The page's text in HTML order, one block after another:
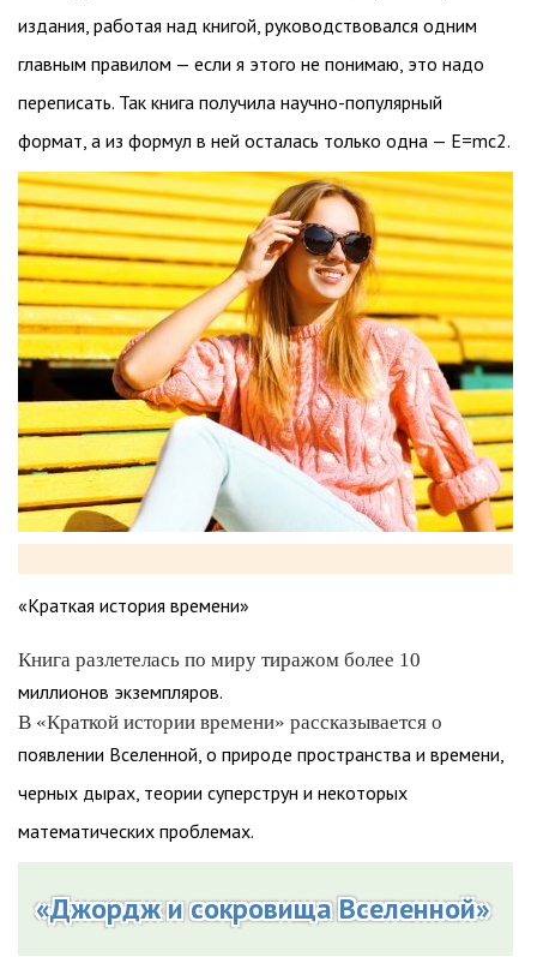
издания, работая над книгой, руководствовался одним
главным правилом — если я этого не понимаю, это надо
переписать. Так книга получила научно-популярный
формат, а из формул в ней осталась только одна — E=mc2.
«Краткая история времени»
Книга разлетелась по миру тиражом более 10
миллионов экземпляров.
В «Краткой истории времени» рассказывается о
появлении Вселенной, о природе пространства и времени,
черных дырах, теории суперструн и некоторых
математических проблемах.
«Джордж и сокровища Вселенной»